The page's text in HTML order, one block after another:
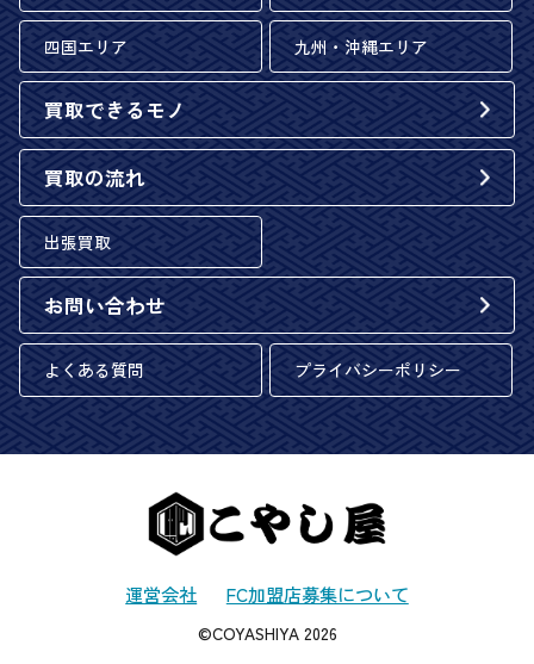
四国エリア 九州・沖縄エリア
買取できるモノ
買取の流れ
出張買取
お問い合わせ
よくある質問 プライバシーポリシー
運営会社 FC加盟店募集について
©COYASHIYA 2026